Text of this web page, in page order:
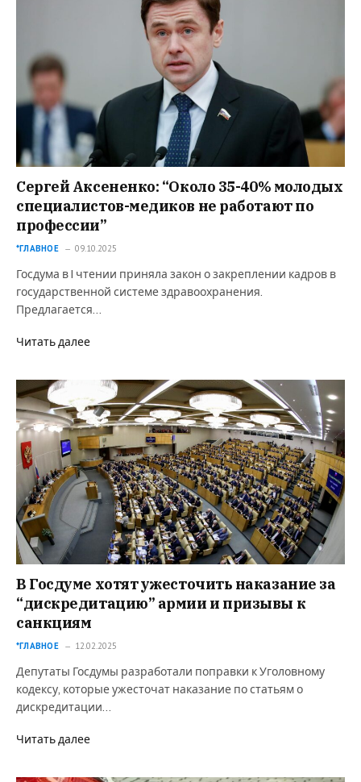
Сергей Аксененко: “Около 35-40% молодых
специалистов-медиков не работают по
профессии”
*ГЛАВНОЕ 09.10.2025
Госдума в I чтении приняла закон о закреплении кадров в
государственной системе здравоохранения.
Предлагается…
Читать далее
В Госдуме хотят ужесточить наказание за
“дискредитацию” армии и призывы к
санкциям
*ГЛАВНОЕ 12.02.2025
Депутаты Госдумы разработали поправки к Уголовному
кодексу, которые ужесточат наказание по статьям о
дискредитации…
Читать далее